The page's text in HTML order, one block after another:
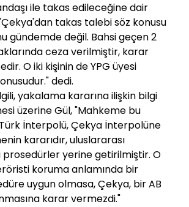
ile takas edileceğine dair
takas talebi söz konusu
gündemde değil. Bahsi geçen 2
ceza verilmiştir, karar
O iki kişinin de YPG üyesi
dedi.
yakalama kararına ilişkin bilgi
üzerine Gül, "Mahkeme bu
İnterpolü, Çekya İnterpolüne
kararıdır, uluslararası
prosedürler yerine getirilmiştir. O
koruma anlamında bir
uygun olmasa, Çekya, bir AB
karar vermezdi."